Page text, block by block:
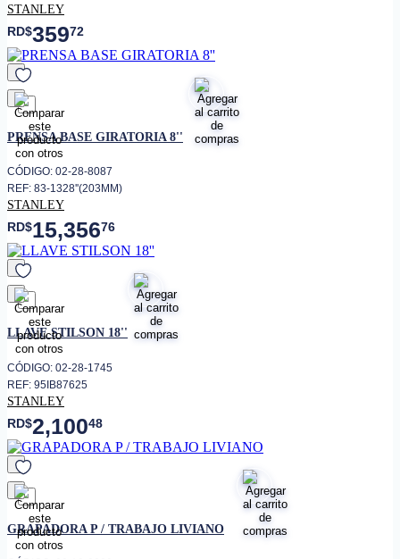
STANLEY
RD$35972
favorito
PRENSA BASE GIRATORIA 8''
CÓDIGO: 02-28-8087
REF: 83-1328''(203MM)
STANLEY
RD$15,35676
favorito
LLAVE STILSON 18''
CÓDIGO: 02-28-1745
REF: 95IB87625
STANLEY
RD$2,10048
favorito
GRAPADORA P / TRABAJO LIVIANO